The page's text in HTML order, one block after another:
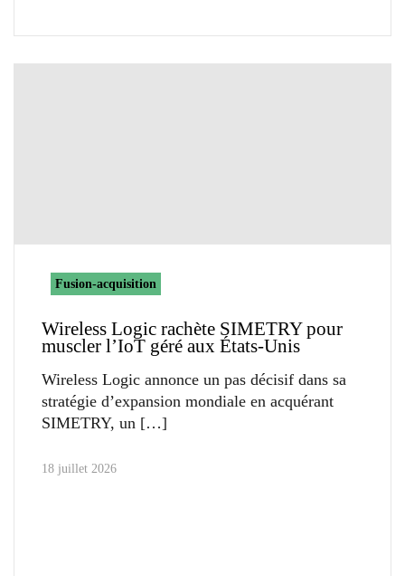
Fusion-acquisition
Wireless Logic rachète SIMETRY pour
muscler l’IoT géré aux États-Unis
Wireless Logic annonce un pas décisif dans sa
stratégie d’expansion mondiale en acquérant
SIMETRY, un
18 juillet 2026